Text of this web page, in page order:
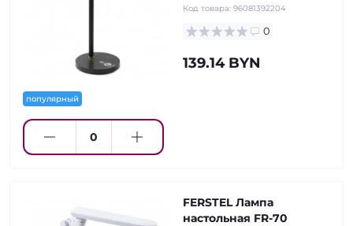
популярный
Код товара: 96081392204
0
139.14 BYN
FERSTEL Лампа
настольная FR-70